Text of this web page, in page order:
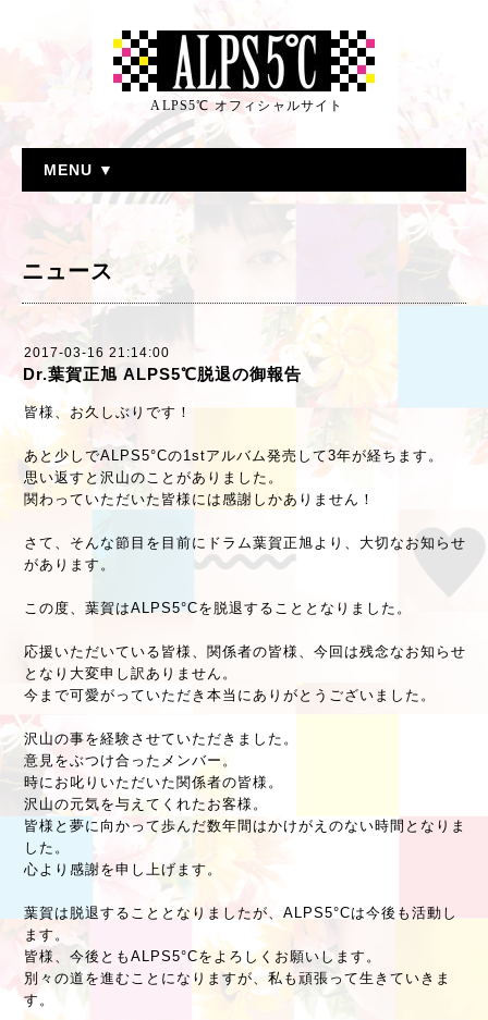
ALPS5℃ オフィシャルサイト
MENU ▼
ニュース
2017-03-16 21:14:00
Dr.葉賀正旭 ALPS5℃脱退の御報告
皆様、お久しぶりです！
あと少しでALPS5°Cの1stアルバム発売して3年が経ちます。
思い返すと沢山のことがありました。
関わっていただいた皆様には感謝しかありません！
さて、そんな節目を目前にドラム葉賀正旭より、大切なお知らせ
があります。
この度、葉賀はALPS5°Cを脱退することとなりました。
応援いただいている皆様、関係者の皆様、今回は残念なお知らせ
となり大変申し訳ありません。
今まで可愛がっていただき本当にありがとうございました。
沢山の事を経験させていただきました。
意見をぶつけ合ったメンバー。
時にお叱りいただいた関係者の皆様。
沢山の元気を与えてくれたお客様。
皆様と夢に向かって歩んだ数年間はかけがえのない時間となりま
した。
心より感謝を申し上げます。
葉賀は脱退することとなりましたが、ALPS5°Cは今後も活動し
ます。
皆様、今後ともALPS5°Cをよろしくお願いします。
別々の道を進むことになりますが、私も頑張って生きていきま
す。